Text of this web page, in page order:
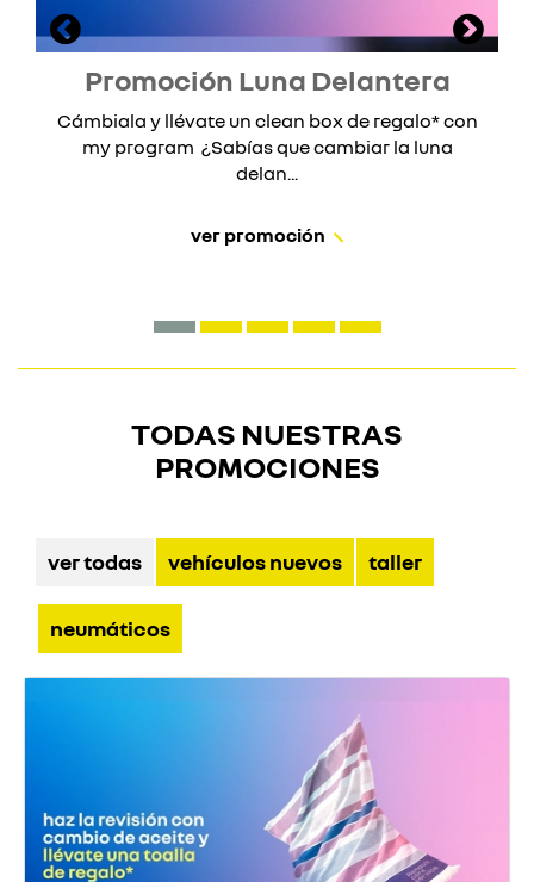
Promoción Luna Delantera
Cámbiala y llévate un clean box de regalo* con
my program ¿Sabías que cambiar la luna
delan...
ver promoción
TODAS NUESTRAS
PROMOCIONES
ver todas vehículos nuevos taller
neumáticos